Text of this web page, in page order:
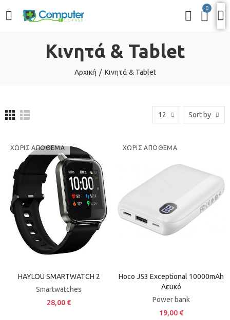
0
Κινητά & Tablet
Αρχική Κινητά & Tablet
12 Sort by
ΧΩΡΊΣ ΑΠΌΘΕΜΑ
HAYLOU SMARTWATCH 2
Smartwatches
28,00 €
ΧΩΡΊΣ ΑΠΌΘΕΜΑ
Hoco J53 Exceptional 10000mAh
Λευκό
Power bank
19,00 €